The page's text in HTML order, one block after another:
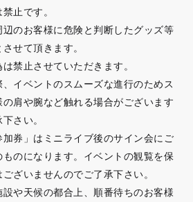
止です。
のお客様に危険と判断したグッズ等
せて頂きます。
禁止させていただきます。
イベントのスムーズな進行のためス
の肩や腕など触れる場合がございます
さい。
券」はミニライブ後のサイン会にご
のになります。イベントの観覧を保
ざいませんのでご了承下さい。
や天候の都合上、順番待ちのお客様